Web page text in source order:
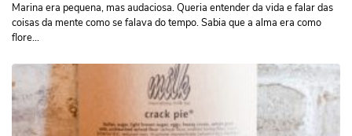
Marina era pequena, mas audaciosa. Queria entender da vida e falar das
coisas da mente como se falava do tempo. Sabia que a alma era como
flore...